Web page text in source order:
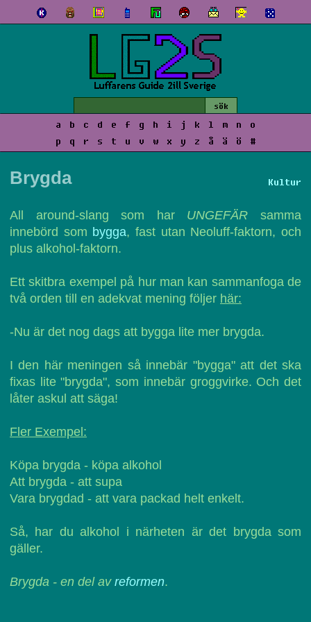
a b c d e f g h i j k l m n
o
p
q r s t u v w x y z å ä ö #
Kultur
Brygda
All around-slang som har UNGEFÄR samma
innebörd som bygga, fast utan Neoluff-faktorn, och
plus alkohol-faktorn.
Ett skitbra exempel på hur man kan sammanfoga de
två orden till en adekvat mening följer här:
-Nu är det nog dags att bygga lite mer brygda.
I den här meningen så innebär "bygga" att det ska
fixas lite "brygda", som innebär groggvirke. Och det
låter askul att säga!
Fler Exempel:
Köpa brygda - köpa alkohol
Att brygda - att supa
Vara brygdad - att vara packad helt enkelt.
Så, har du alkohol i närheten är det brygda som
gäller.
Brygda - en del av reformen.